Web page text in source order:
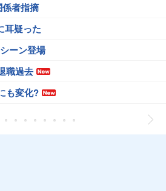
者指摘
耳疑った
ーン登場
職過去
も変化?